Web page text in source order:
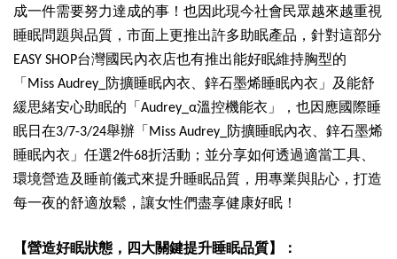
成一件需要努力達成的事！ 也因此現今社會民眾越來越重視
睡眠問題與品質， 市面上更推出許多助眠產品，針對這部分
EASY SHOP台灣國民內衣店也有推出能好眠維持胸型的
「Miss Audrey_防擴睡眠內衣、鋅石墨烯睡眠內衣」 及能舒
緩思緒安心助眠的「Audrey_α溫控機能衣」， 也因應國際睡
眠日在3/7-3/24舉辦「Miss Audrey_防擴睡眠內衣、鋅石墨烯
睡眠內衣」 任選2件68折活動；並分享如何透過適當工具、
環境營造及睡前儀式來提升睡眠品質，用專業與貼心， 打造
每一夜的舒適放鬆，讓女性們盡享健康好眠！
【營造好眠狀態，四大關鍵提升睡眠品質】：